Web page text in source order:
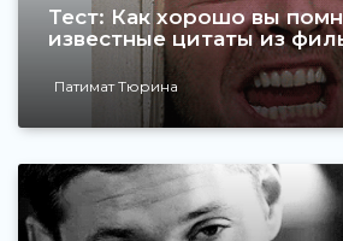
Тест: Как хорошо вы
известные цитаты из
Патимат Тюрина